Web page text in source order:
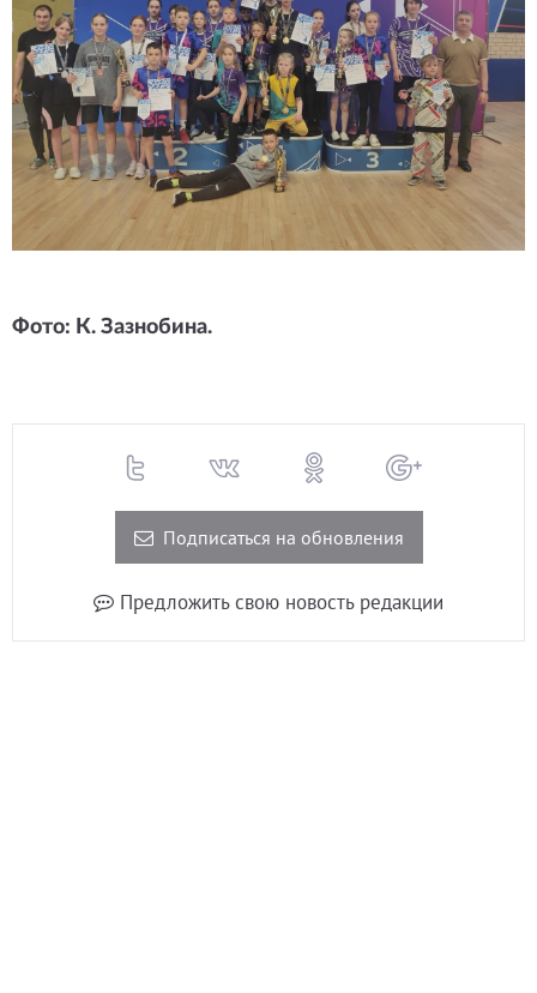
Фото: К. Зазнобина.
Подписаться на обновления
Предложить свою новость редакции